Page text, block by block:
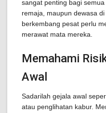
sangat penting bagi
remaja, maupun dewasa
berkembang pesat perlu
merawat mata mereka.
Memahami
Awal
Sadarilah gejala awal
atau penglihatan kabur.